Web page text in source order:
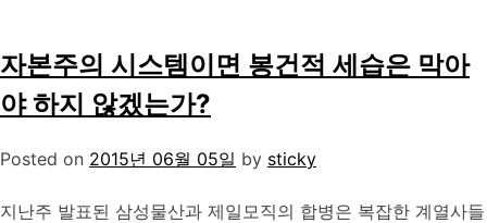
자본주의 시스템이면 봉건적 세습은 막아
야 하지 않겠는가?
Posted on 2015년 06월 05일 by sticky
지난주 발표된 삼성물산과 제일모직의 합병은 복잡한 계열사들